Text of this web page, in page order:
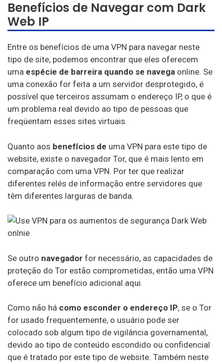
X-Vpn
Freedome Vpn
Fastestvpn
Frootvpn
Vpnarea
Azirevpn
Ovpn
Cactus Vpn
Vpn Pro
Vpn do Céu
Okayfreedom
Zoog Vpn
Anonvpn
Steganos
Benefícios de Navegar com Dark
Web IP
Entre os benefícios de uma VPN para navegar neste
tipo de site, podemos encontrar que eles oferecem
uma espécie de barreira quando se navega online. Se
uma conexão for feita a um servidor desprotegido, é
possível que terceiros assumam o endereço IP, o que é
um problema real devido ao tipo de pessoas que
freqüentam esses sites virtuais.
Quanto aos benefícios de uma VPN para este tipo de
website, existe o navegador Tor, que é mais lento em
comparação com uma VPN. Por ter que realizar
diferentes relés de informação entre servidores que
têm diferentes larguras de banda.
Se outro navegador for necessário, as capacidades de
proteção do Tor estão comprometidas, então uma VPN
oferece um benefício adicional aqui.
Como não há como esconder o endereço IP, se o Tor
for usado frequentemente, o usuário pode ser
colocado sob algum tipo de vigilância governamental,
devido ao tipo de conteúdo escondido ou confidencial
que é tratado por este tipo de website. Também neste